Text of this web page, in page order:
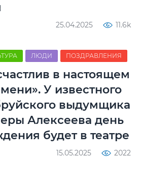
25.04.2025 11.6k
ЛЮДИ ПОЗДРАВЛЕНИЯ
в настоящем
У известного
выдумщика
Алексеева день
будет в театре
15.05.2025 2022